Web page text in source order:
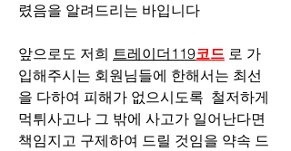
렸음을 알려드리는 바입니다
앞으로도 저희 트레이더119코드 로 가
입해주시는 회원님들에 한해서는 최선
을 다하여 피해가 없으시도록  철저하게
먹튀사고나 그 밖에 사고가 일어난다면
책임지고 구제하여 드릴 것임을 약속 드